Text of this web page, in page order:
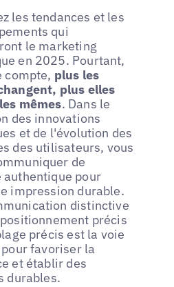
les tendances et les
qui
le marketing
en 2025. Pourtant,
compte, plus les
plus elles
mêmes. Dans le
des innovations
et de l'évolution des
des utilisateurs, vous
de
authentique pour
impression durable.
distinctive
précis
précis est la voie
favoriser la
et établir des
durables.